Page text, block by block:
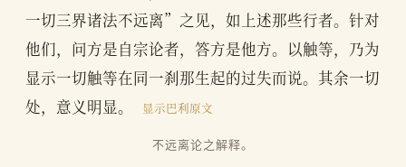
一切三界诸法不远离”之见，如上述那些行者。针对
他们，问方是自宗论者，答方是他方。以触等，乃为
显示一切触等在同一刹那生起的过失而说。其余一切
处，意义明显。
显示巴利原文
不远离论之解释。